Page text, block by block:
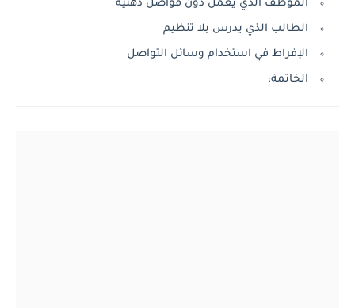
الموظف الذي يعمل دون فواصل ذهنية
الطالب الذي يدرس بلا تنظيم
الإفراط في استخدام وسائل التواصل
الخاتمة: